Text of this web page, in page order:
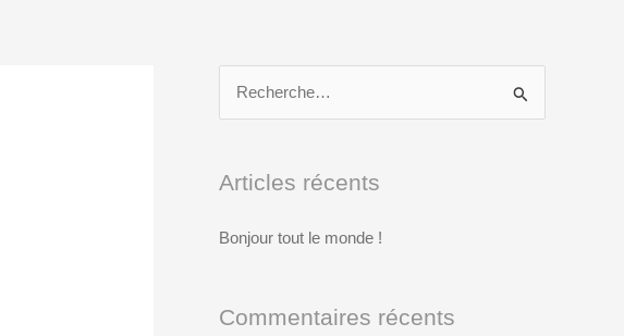
h
e
h
Articles récents
Bonjour tout le monde !
Commentaires récents